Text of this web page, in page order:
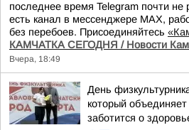
последнее время Telegram почти не
есть канал в мессенджере MAX,
без перебоев. Присоединяйтесь
КАМЧАТКА СЕГОДНЯ / Новости
Вчера, 18:49
День
который объединяет
заботится о